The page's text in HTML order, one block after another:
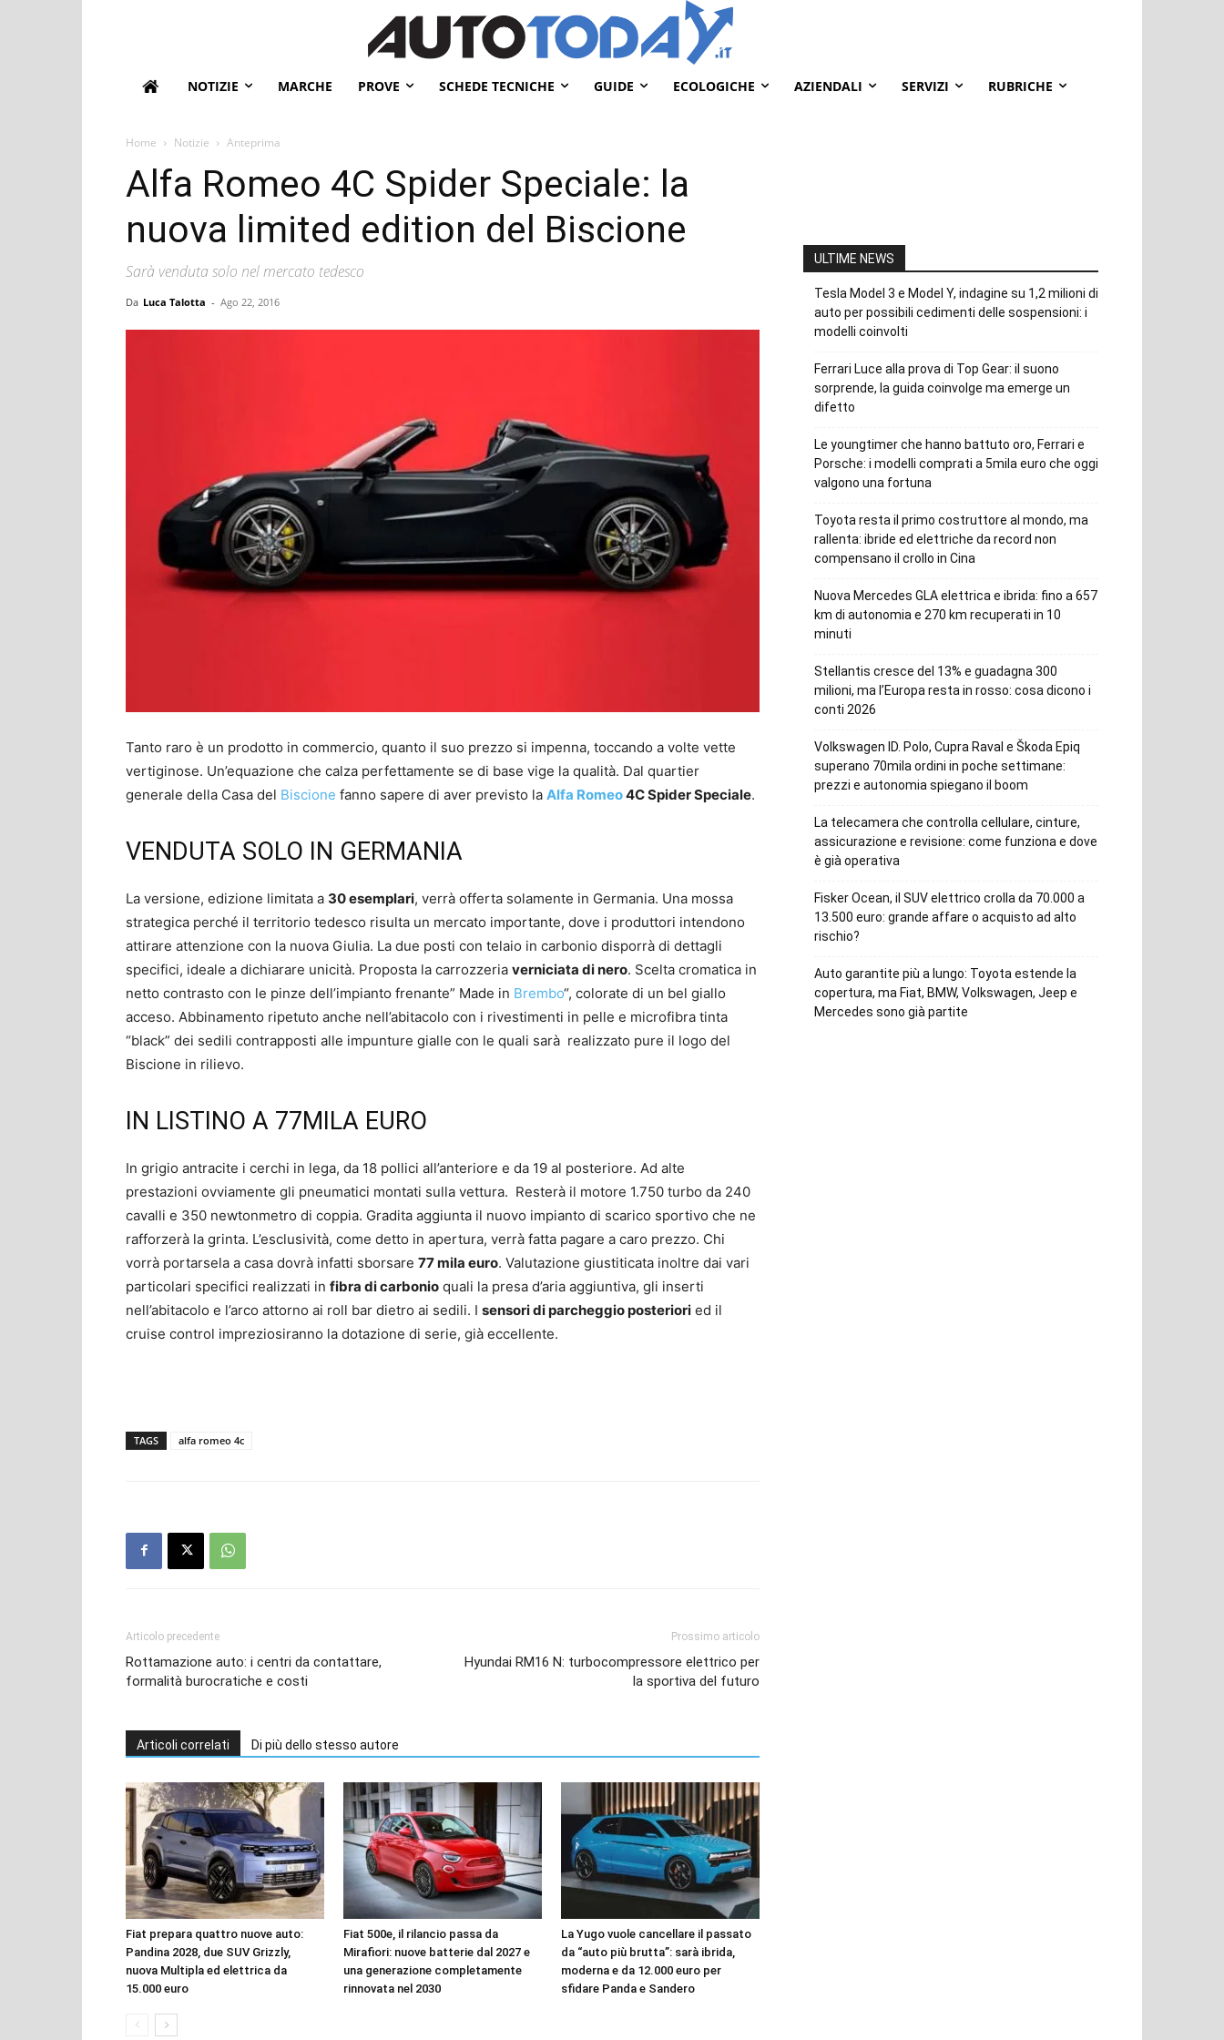
NOTIZIE MARCHE PROVE SCHEDE TECNICHE GUIDE ECOLOGICHE AZIENDALI SERVIZI RUBRICHE
Home Notizie Anteprima
Alfa Romeo 4C Spider Speciale: la
nuova limited edition del Biscione
Sarà venduta solo nel mercato tedesco
Da Luca Talotta - Ago 22, 2016
Tanto raro è un prodotto in commercio, quanto il suo prezzo si impenna, toccando a volte vette
vertiginose. Un’equazione che calza perfettamente se di base vige la qualità. Dal quartier
generale della Casa del Biscione fanno sapere di aver previsto la Alfa Romeo4C Spider Speciale.
VENDUTA SOLO IN GERMANIA
La versione, edizione limitata a 30 esemplari, verrà offerta solamente in Germania. Una mossa
strategica perché il territorio tedesco risulta un mercato importante, dove i produttori intendono
attirare attenzione con la nuova Giulia. La due posti con telaio in carbonio disporrà di dettagli
specifici, ideale a dichiarare unicità. Proposta la carrozzeria verniciata di nero. Scelta cromatica in
netto contrasto con le pinze dell’impianto frenante” Made in Brembo“, colorate di un bel giallo
acceso. Abbinamento ripetuto anche nell’abitacolo con i rivestimenti in pelle e microfibra tinta
“black” dei sedili contrapposti alle impunture gialle con le quali sarà realizzato pure il logo del
Biscione in rilievo.
IN LISTINO A 77MILA EURO
In grigio antracite i cerchi in lega, da 18 pollici all’anteriore e da 19 al posteriore. Ad alte
prestazioni ovviamente gli pneumatici montati sulla vettura. Resterà il motore 1.750 turbo da 240
cavalli e 350 newtonmetro di coppia. Gradita aggiunta il nuovo impianto di scarico sportivo che ne
rafforzerà la grinta. L’esclusività, come detto in apertura, verrà fatta pagare a caro prezzo. Chi
vorrà portarsela a casa dovrà infatti sborsare 77 mila euro. Valutazione giustiticata inoltre dai vari
particolari specifici realizzati in fibra di carbonio quali la presa d’aria aggiuntiva, gli inserti
nell’abitacolo e l’arco attorno ai roll bar dietro ai sedili. I sensori di parcheggio posteriori ed il
cruise control impreziosiranno la dotazione di serie, già eccellente.
TAGS alfa romeo 4c
Articolo precedente
Rottamazione auto: i centri da contattare,
formalità burocratiche e costi
Prossimo articolo
Hyundai RM16 N: turbocompressore elettrico per
la sportiva del futuro
Articoli correlati Di più dello stesso autore
Fiat prepara quattro nuove auto:
Pandina 2028, due SUV Grizzly,
nuova Multipla ed elettrica da
15.000 euro
Fiat 500e, il rilancio passa da
Mirafiori: nuove batterie dal 2027 e
una generazione completamente
rinnovata nel 2030
La Yugo vuole cancellare il passato
da “auto più brutta”: sarà ibrida,
moderna e da 12.000 euro per
sfidare Panda e Sandero
ULTIME NEWS
Tesla Model 3 e Model Y, indagine su 1,2 milioni di
auto per possibili cedimenti delle sospensioni: i
modelli coinvolti
Ferrari Luce alla prova di Top Gear: il suono
sorprende, la guida coinvolge ma emerge un
difetto
Le youngtimer che hanno battuto oro, Ferrari e
Porsche: i modelli comprati a 5mila euro che oggi
valgono una fortuna
Toyota resta il primo costruttore al mondo, ma
rallenta: ibride ed elettriche da record non
compensano il crollo in Cina
Nuova Mercedes GLA elettrica e ibrida: fino a 657
km di autonomia e 270 km recuperati in 10
minuti
Stellantis cresce del 13% e guadagna 300
milioni, ma l’Europa resta in rosso: cosa dicono i
conti 2026
Volkswagen ID. Polo, Cupra Raval e Škoda Epiq
superano 70mila ordini in poche settimane:
prezzi e autonomia spiegano il boom
La telecamera che controlla cellulare, cinture,
assicurazione e revisione: come funziona e dove
è già operativa
Fisker Ocean, il SUV elettrico crolla da 70.000 a
13.500 euro: grande affare o acquisto ad alto
rischio?
Auto garantite più a lungo: Toyota estende la
copertura, ma Fiat, BMW, Volkswagen, Jeep e
Mercedes sono già partite